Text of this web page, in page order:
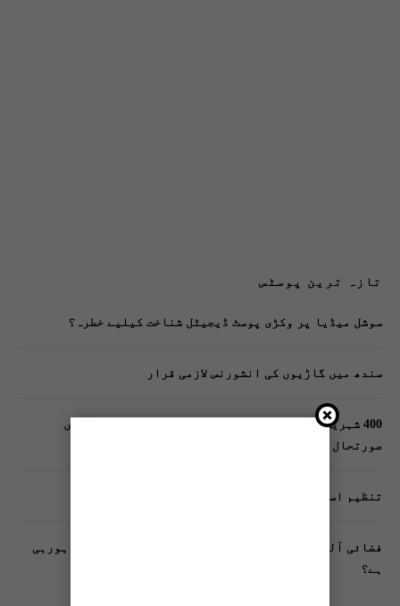
تازہ ترین پوسٹس
سوشل میڈیا پر وکڑی پوسٹ ڈیجیٹل شناخت کیلیے خطرہ؟
سندھ میں گاڑیوں کی انشورنس لازمی قرار
400 شہریوں کیلئے ایک پولیس اہلکار لازمی، کراچی میں
صورتحال کیا ہے؟
تنظیم اسلامی کے زیرِ اہتمام ملک گیر آگاہی مہم!
فضائی آلودگی انسانی دماغ کیلیے کیسے خطرناک ثابت ہورہی
ہے؟